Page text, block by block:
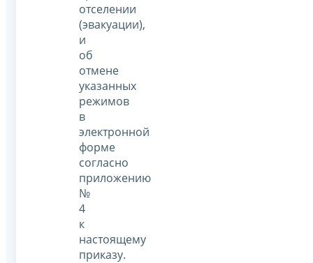
отселении
(эвакуации),
и
об
отмене
указанных
режимов
в
электронной
форме
согласно
приложению
№
4
к
настоящему
приказу.